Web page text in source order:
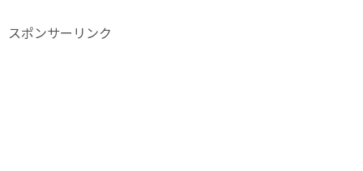
スポンサーリンク